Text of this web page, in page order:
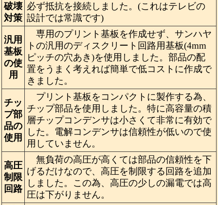
破壊
対策
必ず抵抗を接続しました。(これはテレビの
設計では常識です)
汎用
基板
の使
用
専用のプリント基板を作成せず、サンハヤ
トの汎用のディスクリート回路用基板(4mm
ピッチの穴あき)を使用しました。部品の配
置をうまく考えれば簡単で低コストに作成で
きました。
チッ
プ部
品の
使用
プリント基板をコンパクトに製作する為、
チップ部品を使用しました。特に高容量の積
層チップコンデンサは小さくて非常に有効で
した。電解コンデンサは信頼性が低いので使
用していません。
高圧
制限
回路
無負荷の高圧が高くては部品の信頼性を下
げるだけなので、高圧を制限する回路を追加
しました。この為、高圧の少しの漏電では高
圧は下がりません。